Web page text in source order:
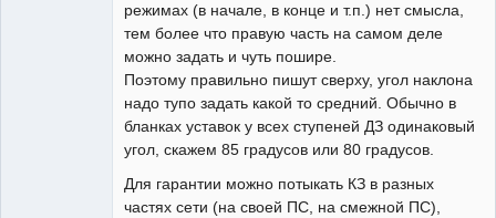
режимах (в начале, в конце и т.п.) нет смысла,
тем более что правую часть на самом деле
можно задать и чуть пошире.
Поэтому правильно пишут сверху, угол наклона
надо тупо задать какой то средний. Обычно в
бланках уставок у всех ступеней ДЗ одинаковый
угол, скажем 85 градусов или 80 градусов.
Для гарантии можно потыкать КЗ в разных
частях сети (на своей ПС, на смежной ПС),